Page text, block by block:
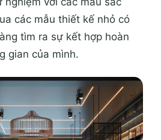
các mẫu thiết kế nhỏ có
tìm ra sự kết hợp hoàn
gian của mình.